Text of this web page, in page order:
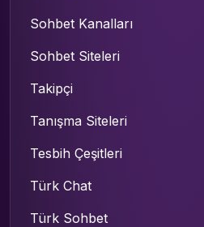
Sohbet Kanalları
Sohbet Siteleri
Takipçi
Tanışma Siteleri
Tesbih Çeşitleri
Türk Chat
Türk Sohbet